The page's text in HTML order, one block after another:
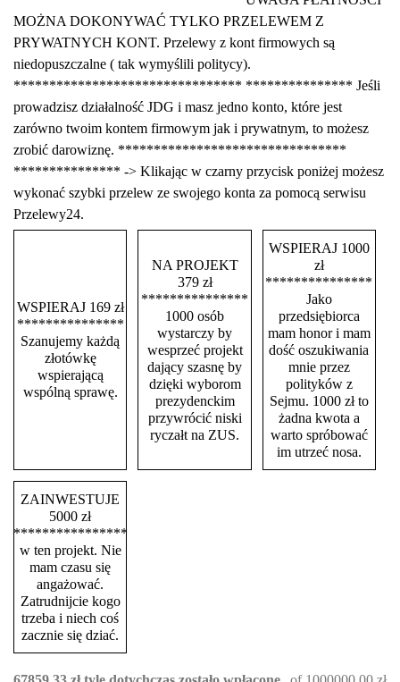
MOŻNA DOKONYWAĆ TYLKO PRZELEWEM Z
PRYWATNYCH KONT. Przelewy z kont firmowych są
niedopuszczalne ( tak wymyślili politycy).
******************************** *************** Jeśli
prowadzisz działalność JDG i masz jedno konto, które jest
zarówno twoim kontem firmowym jak i prywatnym, to możesz
zrobić darowiznę. ********************************
*************** -> Klikając w czarny przycisk poniżej możesz
wykonać szybki przelew ze swojego konta za pomocą serwisu
Przelewy24.
WSPIERAJ 169 zł
***************
Szanujemy każdą
złotówkę
wspierającą
wspólną sprawę.
NA PROJEKT
379 zł
***************
1000 osób
wystarczy by
wesprzeć projekt
dający szasnę by
dzięki wyborom
prezydenckim
przywrócić niski
ryczałt na ZUS.
WSPIERAJ 1000
zł
***************
Jako
przedsiębiorca
mam honor i mam
dość oszukiwania
mnie przez
polityków z
Sejmu. 1000 zł to
żadna kwota a
warto spróbować
im utrzeć nosa.
ZAINWESTUJE
5000 zł
****************
w ten projekt. Nie
mam czasu się
angażować.
Zatrudnijcie kogo
trzeba i niech coś
zacznie się dziać.